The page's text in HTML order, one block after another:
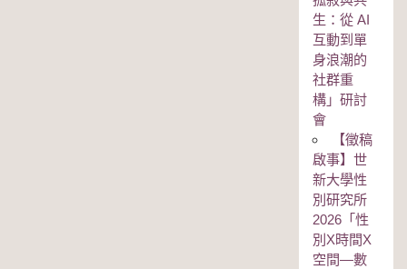
生：從 AI
互動到單
身浪潮的
社群重
構」研討
會
【徵稿
啟事】世
新大學性
別研究所
2026「性
別Χ時間Χ
空間—數